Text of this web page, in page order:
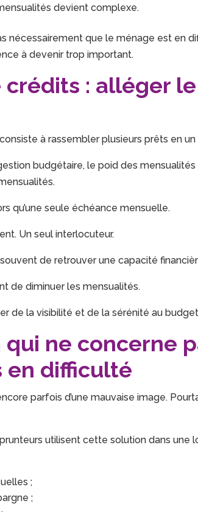
devient complexe.
nécessairement que le ménage est en
à devenir trop important.
crédits : alléger
consiste à rassembler plusieurs prêts en
budgétaire, le poid des
qu’une seule échéance mensuelle.
Un seul interlocuteur.
de retrouver une capacité
de diminuer les mensualités.
de la visibilité et de la sérénité au
qui ne concerne
en difficulté
parfois d’une mauvaise image.
utilisent cette solution dans une
;
;